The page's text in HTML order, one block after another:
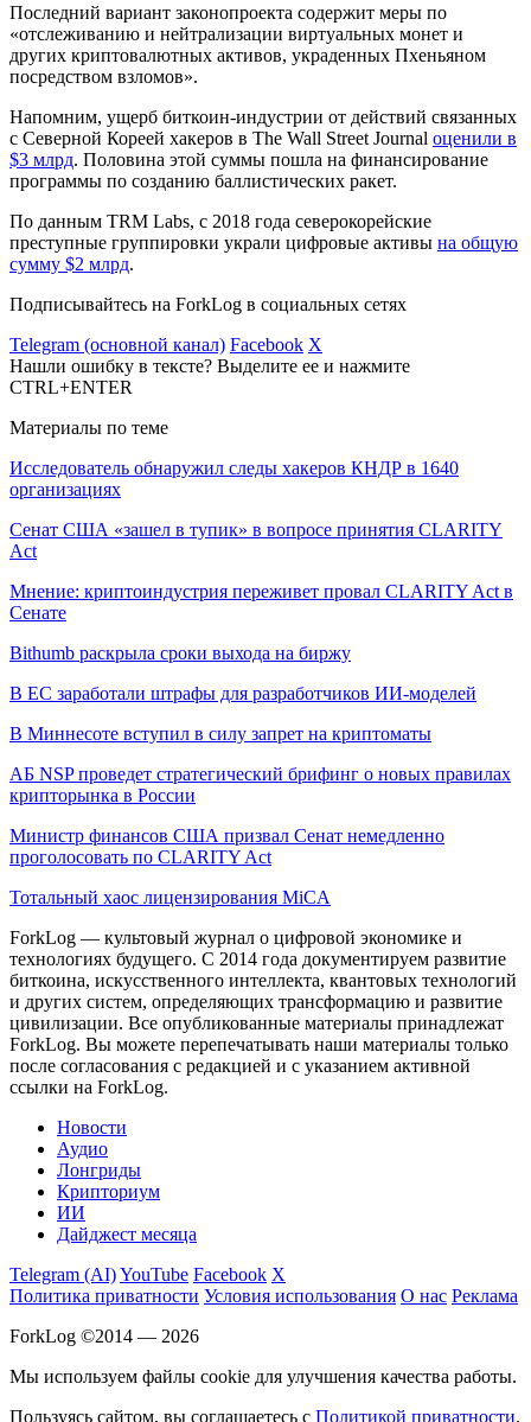
Последний вариант законопроекта содержит меры по
«отслеживанию и нейтрализации виртуальных монет и
других криптовалютных активов, украденных Пхеньяном
посредством взломов».
Напомним, ущерб биткоин-индустрии от действий связанных
с Северной Кореей хакеров в The Wall Street Journal оценили в
$3 млрд. Половина этой суммы пошла на финансирование
программы по созданию баллистических ракет.
По данным TRM Labs, с 2018 года северокорейские
преступные группировки украли цифровые активы на общую
сумму $2 млрд.
Подписывайтесь на ForkLog в социальных сетях
Telegram (основной канал) Facebook X
Нашли ошибку в тексте? Выделите ее и нажмите
CTRL+ENTER
Материалы по теме
Исследователь обнаружил следы хакеров КНДР в 1640
организациях
Сенат США «зашел в тупик» в вопросе принятия CLARITY
Act
Мнение: криптоиндустрия переживет провал CLARITY Act в
Сенате
Bithumb раскрыла сроки выхода на биржу
В ЕС заработали штрафы для разработчиков ИИ-моделей
В Миннесоте вступил в силу запрет на криптоматы
АБ NSP проведет стратегический брифинг о новых правилах
крипторынка в России
Министр финансов США призвал Сенат немедленно
проголосовать по CLARITY Act
Тотальный хаос лицензирования MiCA
ForkLog — культовый журнал о цифровой экономике и
технологиях будущего. С 2014 года документируем развитие
биткоина, искусственного интеллекта, квантовых технологий
и других систем, определяющих трансформацию и развитие
цивилизации. Все опубликованные материалы принадлежат
ForkLog. Вы можете перепечатывать наши материалы только
после согласования с редакцией и с указанием активной
ссылки на ForkLog.
Новости
Аудио
Лонгриды
Крипториум
ИИ
Дайджест месяца
Telegram (AI)YouTube Facebook X
Политика приватности Условия использования О нас Реклама
ForkLog ©2014 — 2026
Мы используем файлы cookie для улучшения качества работы.
Пользуясь сайтом, вы соглашаетесь с Политикой приватности.